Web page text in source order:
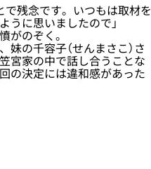
で残念です。いつもは取材を
に思いましたので」
がのぞく。
の千容子（せんまさこ）さ
宮家の中で話し合うことな
の決定には違和感があった